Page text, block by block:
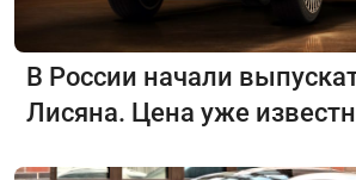
В России начали
Лисяна. Цена уже